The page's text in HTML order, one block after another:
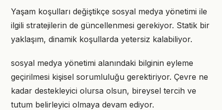
Yaşam koşulları değiştikçe sosyal medya yönetimi ile
ilgili stratejilerin de güncellenmesi gerekiyor. Statik bir
yaklaşım, dinamik koşullarda yetersiz kalabiliyor.
sosyal medya yönetimi alanındaki bilginin eyleme
geçirilmesi kişisel sorumluluğu gerektiriyor. Çevre ne
kadar destekleyici olursa olsun, bireysel tercih ve
tutum belirleyici olmaya devam ediyor.